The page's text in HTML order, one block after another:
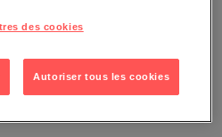
des cookies
Autoriser tous les cookies